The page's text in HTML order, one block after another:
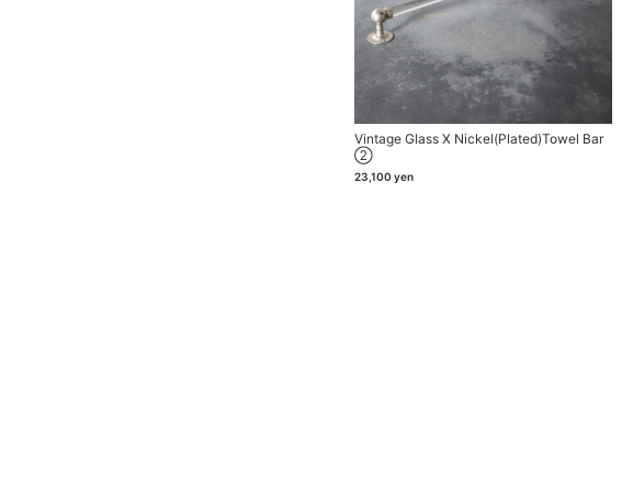
Vintage Glass X Nickel(plated)towel Bar
②
23,100 yen